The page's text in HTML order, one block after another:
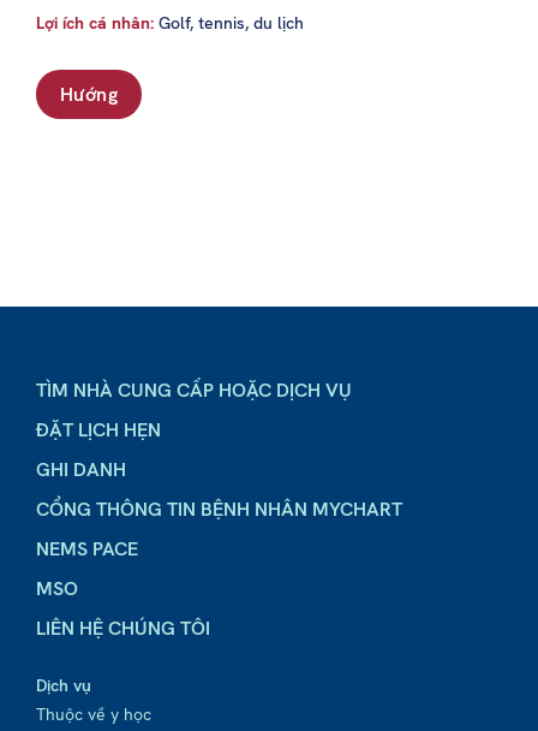
Lợi ích cá nhân: Golf, tennis, du lịch
Hướng
TÌM NHÀ CUNG CẤP HOẶC DỊCH VỤ
ĐẶT LỊCH HẸN
GHI DANH
CỔNG THÔNG TIN BỆNH NHÂN MYCHART
NEMS PACE
MSO
LIÊN HỆ CHÚNG TÔI
Dịch vụ
Thuộc về y học